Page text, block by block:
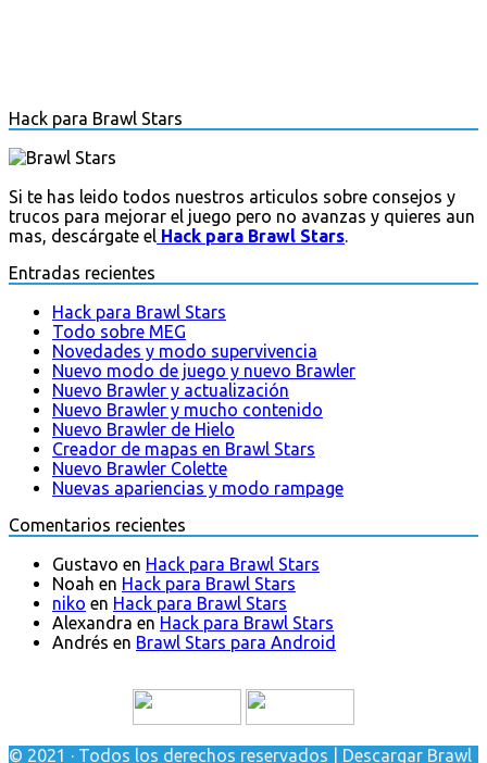
Hack para Brawl Stars
Si te has leido todos nuestros articulos sobre consejos y
trucos para mejorar el juego pero no avanzas y quieres aun
mas, descárgate el Hack para Brawl Stars.
Entradas recientes
Hack para Brawl Stars
Todo sobre MEG
Novedades y modo supervivencia
Nuevo modo de juego y nuevo Brawler
Nuevo Brawler y actualización
Nuevo Brawler y mucho contenido
Nuevo Brawler de Hielo
Creador de mapas en Brawl Stars
Nuevo Brawler Colette
Nuevas apariencias y modo rampage
Comentarios recientes
Gustavo en Hack para Brawl Stars
Noah en Hack para Brawl Stars
niko en Hack para Brawl Stars
Alexandra en Hack para Brawl Stars
Andrés en Brawl Stars para Android
© 2021 · Todos los derechos reservados | Descargar Brawl